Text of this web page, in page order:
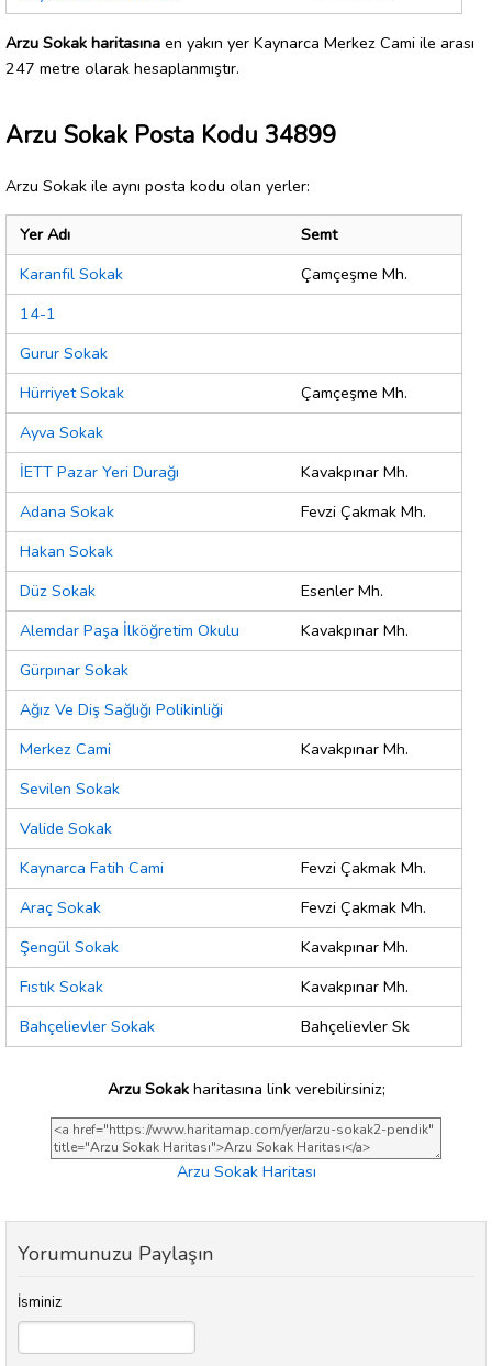
Arzu Sokak haritasına en yakın yer Kaynarca Merkez Cami ile arası
247 metre olarak hesaplanmıştır.
Arzu Sokak Posta Kodu 34899
Arzu Sokak ile aynı posta kodu olan yerler:
Yer Adı
Semt
Karanfil Sokak
Çamçeşme Mh.
14-1
Gurur Sokak
Hürriyet Sokak
Çamçeşme Mh.
Ayva Sokak
İETT Pazar Yeri Durağı
Kavakpınar Mh.
Adana Sokak
Fevzi Çakmak Mh.
Hakan Sokak
Düz Sokak
Esenler Mh.
Alemdar Paşa İlköğretim Okulu
Kavakpınar Mh.
Gürpınar Sokak
Ağız Ve Diş Sağlığı Polikinliği
Merkez Cami
Kavakpınar Mh.
Sevilen Sokak
Valide Sokak
Kaynarca Fatih Cami
Fevzi Çakmak Mh.
Araç Sokak
Fevzi Çakmak Mh.
Şengül Sokak
Kavakpınar Mh.
Fıstık Sokak
Kavakpınar Mh.
Bahçelievler Sokak
Bahçelievler Sk
Arzu Sokakharitasına link verebilirsiniz;
Arzu Sokak Haritası
Yorumunuzu Paylaşın
İsminiz